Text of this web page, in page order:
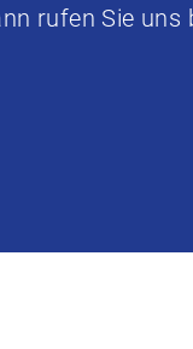
rufen Sie uns